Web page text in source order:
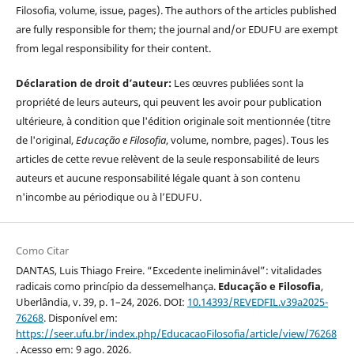
Filosofia, volume, issue, pages). The authors of the articles published
are fully responsible for them; the journal and/or EDUFU are exempt
from legal responsibility for their content.
Déclaration de droit d’auteur: Les œuvres publiées sont la
propriété de leurs auteurs, qui peuvent les avoir pour publication
ultérieure, à condition que l'édition originale soit mentionnée (titre
de l'original,Educação e Filosofia, volume, nombre, pages). Tous les
articles de cette revue relèvent de la seule responsabilité de leurs
auteurs et aucune responsabilité légale quant à son contenu
n'incombe au périodique ou à l’EDUFU.
Como Citar
DANTAS, Luis Thiago Freire. “Excedente ineliminável”: vitalidades
radicais como princípio da dessemelhança. Educação e Filosofia,
Uberlândia, v. 39, p. 1–24, 2026. DOI: 10.14393/REVEDFIL.v39a2025-
76268. Disponível em:
https://seer.ufu.br/index.php/EducacaoFilosofia/article/view/76268
. Acesso em: 9 ago. 2026.